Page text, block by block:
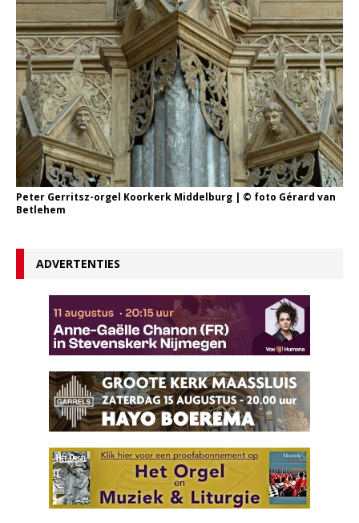
Peter Gerritsz-orgel Koorkerk Middelburg | © foto Gérard van
Betlehem
ADVERTENTIES